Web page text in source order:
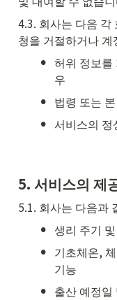
4.3. 회사는 다음 각
청을 거절하거나
• 허위 정보를
우
• 법령 또는
• 서비스의 정
5. 서비스의 제
5.1. 회사는 다음과
• 생리 주기
• 기초체온,
기능
• 출산 예정일